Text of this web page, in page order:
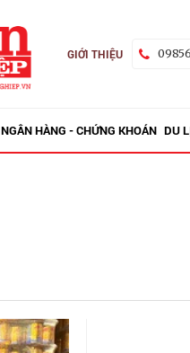
GIỚI THIỆU
NGÂN HÀNG - CHỨNG KHOÁN DU